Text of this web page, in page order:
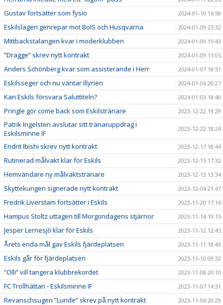
Gustav fortsätter som fysio 2024-01-10 16:58
Eskilslagen genrepar mot BoIS och Husqvarna 2024-01-09 23:32
Mittbackstalangen kvar i moderklubben 2024-01-09 15:43
”Dragge” skrev nytt kontrakt 2024-01-09 11:05
Anders Schönberg kvar som assisterande i Herr 2024-01-07 18:51
Eskilsseger och nu väntar Illyrien 2024-01-06 20:27
Kan Eskils försvara Saluttiteln? 2024-01-03 18:40
Pringle gör come back som Eskilstränare 2023-12-22 19:29
Patrik Ingelsten avslutar sitt tränaruppdrag i
Eskilsminne IF
2023-12-22 18:24
Endrit Ibishi skrev nytt kontrakt 2023-12-17 18:44
Rutinerad målvakt klar för Eskils 2023-12-15 17:32
Hemvändare ny målvaktstränare 2023-12-13 13:34
Skyttekungen signerade nytt kontrakt 2023-12-04 21:47
Fredrik Liverstam fortsätter i Eskils 2023-11-20 17:16
Hampus Stoltz uttagen till Morgondagens stjärnor 2023-11-14 10:15
Jesper Lernesjö klar för Eskils 2023-11-12 12:45
Årets enda mål gav Eskils fjärdeplatsen 2023-11-11 18:43
Eskils går för fjärdeplatsen 2023-11-10 09:32
”Olli” vill tangera klubbrekordet 2023-11-08 20:10
FC Trollhättan - Eskilsminne IF 2023-11-07 14:31
Revanschsugen ”Lunde” skrev på nytt kontrakt 2023-11-06 20:29